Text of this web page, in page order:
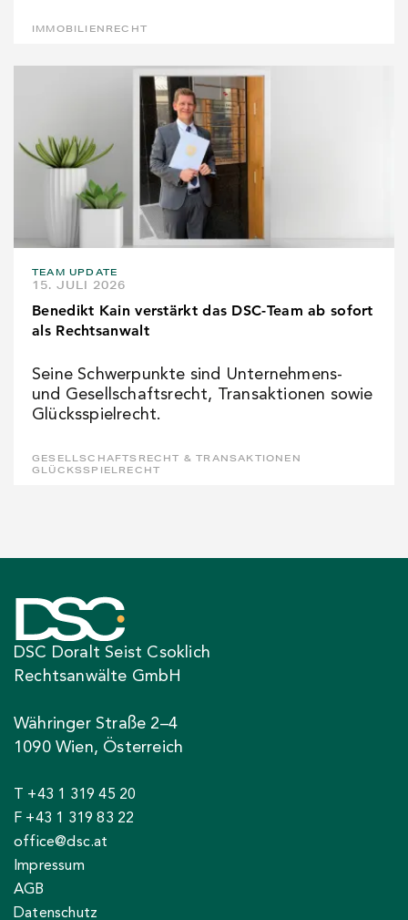
IMMOBILIENRECHT
TEAM UPDATE
15. JULI 2026
Benedikt Kain verstärkt das DSC-Team ab sofort
als Rechtsanwalt
Seine Schwerpunkte sind Unternehmens-
und Gesellschaftsrecht, Transaktionen sowie
Glücksspielrecht.
GESELLSCHAFTSRECHT & TRANSAKTIONEN
GLÜCKSSPIELRECHT
DSC Doralt Seist Csoklich
Rechtsanwälte GmbH
Währinger Straße 2–4
1090 Wien, Österreich
T +43 1 319 45 20
F +43 1 319 83 22
office@dsc.at
Impressum
AGB
Datenschutz